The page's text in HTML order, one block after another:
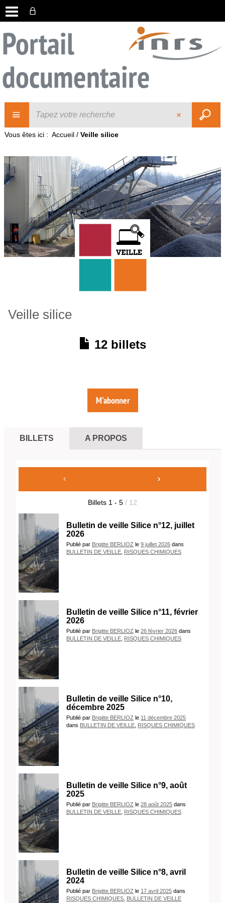
Portail
documentaire
Vous êtes ici : Accueil / Veille silice
Veille silice
12 billets
M'abonner
BILLETS A PROPOS
Billets 1 - 5 / 12
Bulletin de veille Silice n°12, juillet
2026
Publié par Brigitte BERLIOZ le 9 juillet 2026 dans
BULLETIN DE VEILLE RISQUES CHIMIQUES
Bulletin de veille Silice n°11, février
2026
Publié par Brigitte BERLIOZ le 26 février 2026 dans
BULLETIN DE VEILLE RISQUES CHIMIQUES
Bulletin de veille Silice n°10,
décembre 2025
Publié par Brigitte BERLIOZ le 11 décembre 2025
dans BULLETIN DE VEILLE RISQUES CHIMIQUES
Bulletin de veille Silice n°9, août
2025
Publié par Brigitte BERLIOZ le 28 août 2025 dans
BULLETIN DE VEILLE RISQUES CHIMIQUES
Bulletin de veille Silice n°8, avril
2024
Publié par Brigitte BERLIOZ le 17 avril 2025 dans
RISQUES CHIMIQUES BULLETIN DE VEILLE